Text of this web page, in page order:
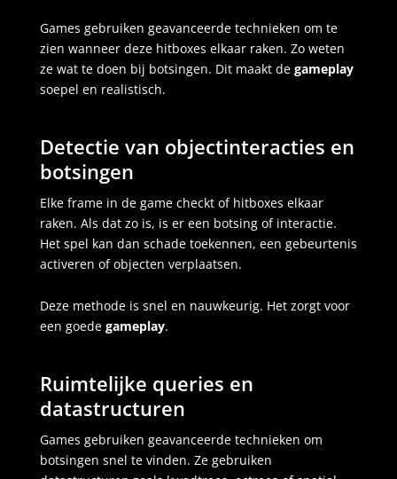
Games gebruiken geavanceerde technieken om te
zien wanneer deze hitboxes elkaar raken. Zo weten
ze wat te doen bij botsingen. Dit maakt de gameplay
soepel en realistisch.
Detectie van objectinteracties en
botsingen
Elke frame in de game checkt of hitboxes elkaar
raken. Als dat zo is, is er een botsing of interactie.
Het spel kan dan schade toekennen, een gebeurtenis
activeren of objecten verplaatsen.
Deze methode is snel en nauwkeurig. Het zorgt voor
een goede gameplay.
Ruimtelijke queries en
datastructuren
Games gebruiken geavanceerde technieken om
botsingen snel te vinden. Ze gebruiken